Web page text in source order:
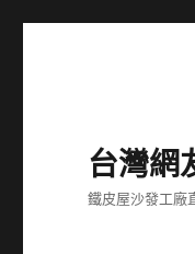
台灣網
鐵皮屋沙發工廠